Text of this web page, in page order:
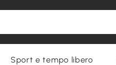
Sport e tempo libero